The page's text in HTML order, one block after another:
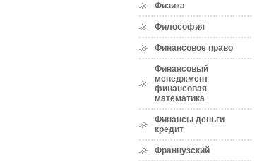
Физика
Философия
Финансовое право
Финансовый
менеджмент
финансовая
математика
Финансы деньги
кредит
Французский